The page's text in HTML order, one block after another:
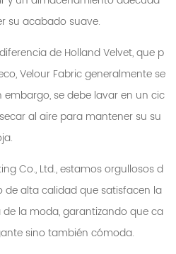
su acabado suave.
de Holland Velvet, que p
Velour Fabric generalmente se
se debe lavar en un cic
al aire para mantener su su
Co., Ltd., estamos orgullosos d
de alta calidad que satisfacen la
la moda, garantizando que ca
sino también cómoda.